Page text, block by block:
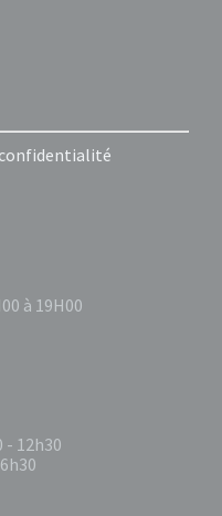
à 19H00
- 12h30